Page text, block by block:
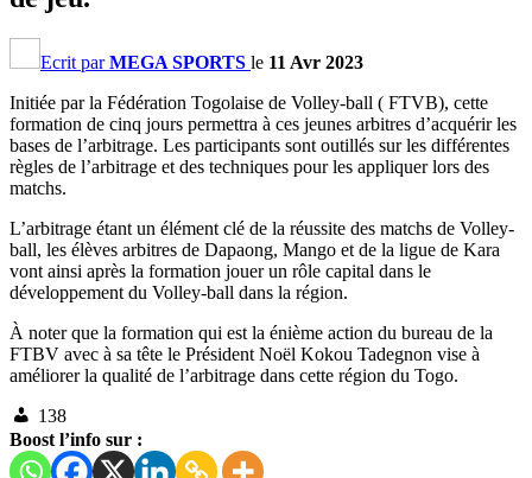
Ecrit parMEGA SPORTS le 11 Avr 2023
Initiée par la Fédération Togolaise de Volley-ball ( FTVB), cette
formation de cinq jours permettra à ces jeunes arbitres d’acquérir les
bases de l’arbitrage. Les participants sont outillés sur les différentes
règles de l’arbitrage et des techniques pour les appliquer lors des
matchs.
L’arbitrage étant un élément clé de la réussite des matchs de Volley-
ball, les élèves arbitres de Dapaong, Mango et de la ligue de Kara
vont ainsi après la formation jouer un rôle capital dans le
développement du Volley-ball dans la région.
À noter que la formation qui est la énième action du bureau de la
FTBV avec à sa tête le Président Noël Kokou Tadegnon vise à
améliorer la qualité de l’arbitrage dans cette région du Togo.
138
Boost l’info sur :